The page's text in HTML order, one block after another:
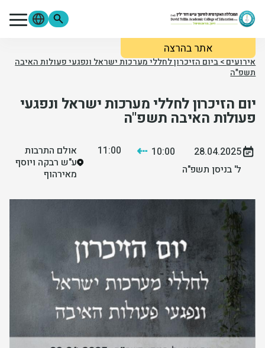
דילוג לתוכן העיקרי
אתר בהרצהמתעניינים סטודנטים
פורטל הסטודנטים
פורטל הסגל צור קשר
לימודים והרשמה
מידע שימושי
מחקר ופירסומים
יחידות ומכונים
חברה וקהילה
אירועים>ביום הזיכרון לחללי מערכות ישראל ונפגעי פעולות האיבה
תשפ"ה
יום הזיכרון לחללי מערכות ישראל ונפגעי
פעולות האיבה תשפ"ה
28.04.2025
10:00
ל' בניסן תשפ"ה
⇠
11:00
אולם התרבות
ע"ש רבקה ויוסף
מאירהוף